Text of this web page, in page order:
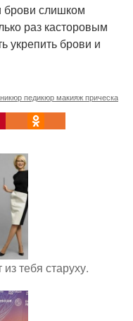
слишком
раз касторовым
укрепить брови и
педикюр макияж прическа
тебя старуху.